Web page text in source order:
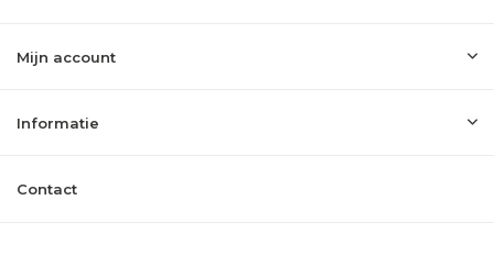
Mijn account
Informatie
Contact